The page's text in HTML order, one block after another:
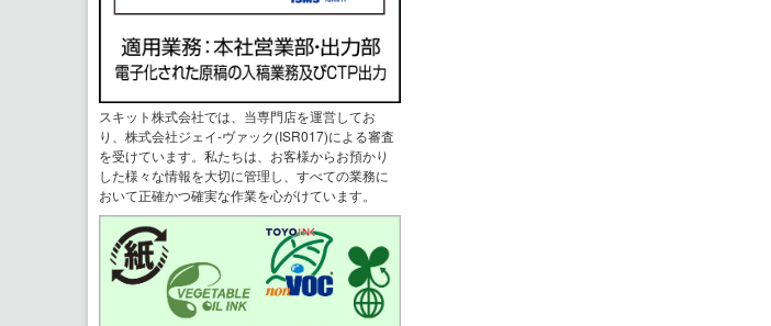
スキット株式会社では、当専門店を運営してお
り、株式会社ジェイ-ヴァック(ISR017)による審査
を受けています。私たちは、お客様からお預かり
した様々な情報を大切に管理し、すべての業務に
おいて正確かつ確実な作業を心がけています。